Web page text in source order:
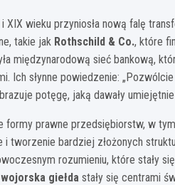
XIX wieku przyniosła nową falę
takie jak Rothschild & Co., które
międzynarodową sieć bankową,
Ich słynne powiedzenie:
potęgę, jaką dawały
formy prawne przedsiębiorstw, w
tworzenie bardziej złożonych
rozumieniu, które stały
giełda stały się centrami